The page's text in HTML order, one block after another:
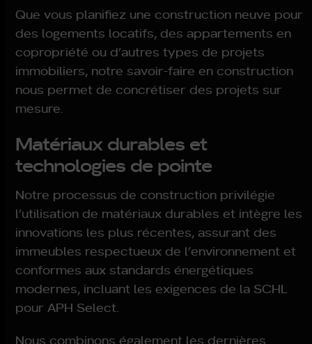
Que vous planifiez une construction neuve pour
des logements locatifs, des appartements en
copropriété ou d’autres types de projets
immobiliers, notre savoir-faire en construction
nous permet de concrétiser des projets sur
mesure.
Matériaux durables et
technologies de pointe
Notre processus de construction privilégie
l’utilisation de matériaux durables et intègre les
innovations les plus récentes, assurant des
immeubles respectueux de l’environnement et
conformes aux standards énergétiques
modernes, incluant les exigences de la SCHL
pour APH Select.
Nous combinons également les dernières